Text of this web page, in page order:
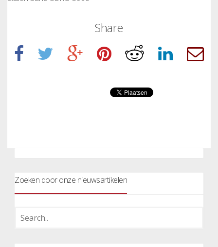
Share
Zoeken door onze nieuwsartikelen